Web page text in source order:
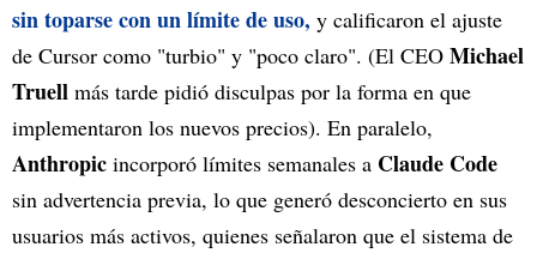
sin toparse con un límite de uso, y calificaron el ajuste
de Cursor como "turbio" y "poco claro". (El CEO Michael
Truell más tarde pidió disculpas por la forma en que
implementaron los nuevos precios). En paralelo,
Anthropic incorporó límites semanales a Claude Code
sin advertencia previa, lo que generó desconcierto en sus
usuarios más activos, quienes señalaron que el sistema de